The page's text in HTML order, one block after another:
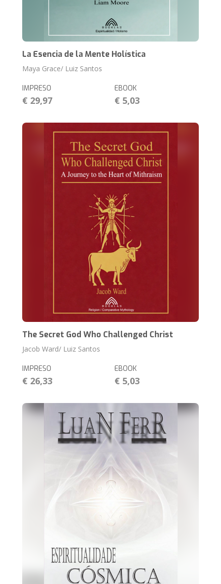
La Esencia de la Mente Holística
Maya Grace/ Luiz Santos
IMPRESO
€ 29,97
EBOOK
€ 5,03
The Secret God Who Challenged Christ
Jacob Ward/ Luiz Santos
IMPRESO
€ 26,33
EBOOK
€ 5,03